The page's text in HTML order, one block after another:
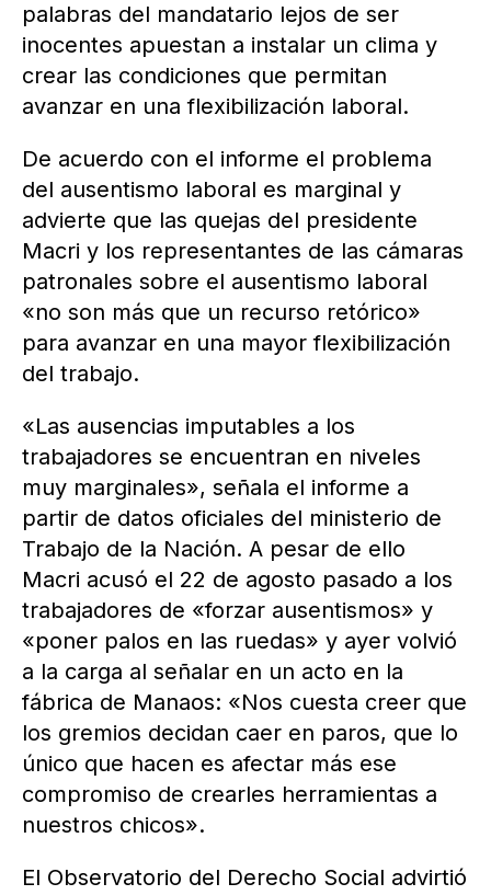
palabras del mandatario lejos de ser
inocentes apuestan a instalar un clima y
crear las condiciones que permitan
avanzar en una flexibilización laboral.
De acuerdo con el informe el problema
del ausentismo laboral es marginal y
advierte que las quejas del presidente
Macri y los representantes de las cámaras
patronales sobre el ausentismo laboral
«no son más que un recurso retórico»
para avanzar en una mayor flexibilización
del trabajo.
«Las ausencias imputables a los
trabajadores se encuentran en niveles
muy marginales», señala el informe a
partir de datos oficiales del ministerio de
Trabajo de la Nación. A pesar de ello
Macri acusó el 22 de agosto pasado a los
trabajadores de «forzar ausentismos» y
«poner palos en las ruedas» y ayer volvió
a la carga al señalar en un acto en la
fábrica de Manaos: «Nos cuesta creer que
los gremios decidan caer en paros, que lo
único que hacen es afectar más ese
compromiso de crearles herramientas a
nuestros chicos».
El Observatorio del Derecho Social advirtió